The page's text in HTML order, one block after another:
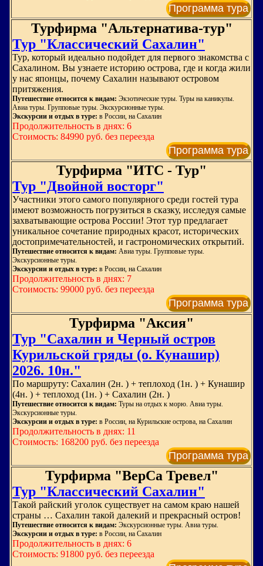
Программа тура
Турфирма "Альтернатива-тур"
Тур "Классический Сахалин"
Тур, который идеально подойдет для первого знакомства с
Сахалином. Вы узнаете историю острова, где и когда жили
у нас японцы, почему Сахалин называют островом
притяжения.
Путешествие относится к видам: Экзотические туры. Туры на каникулы.
Авиа туры. Групповые туры. Экскурсионные туры.
Экскурсии и отдых в туре: в России, на Сахалин
Продолжительность в днях: 6
Стоимость: 84990 руб. без переезда
Программа тура
Турфирма "ИТС - Тур"
Тур "Двойной восторг"
Участники этого самого популярного среди гостей тура
имеют возможность погрузиться в сказку, исследуя самые
захватывающие острова России! Этот тур предлагает
уникальное сочетание природных красот, исторических
достопримечательностей, и гастрономических открытий.
Путешествие относится к видам: Авиа туры. Групповые туры.
Экскурсионные туры.
Экскурсии и отдых в туре: в России, на Сахалин
Продолжительность в днях: 7
Стоимость: 99000 руб. без переезда
Программа тура
Турфирма "Аксия"
Тур "Сахалин и Черный остров
Курильской гряды (о. Кунашир)
2026. 10н."
По маршруту: Сахалин (2н. ) + теплоход (1н. ) + Кунашир
(4н. ) + теплоход (1н. ) + Сахалин (2н. )
Путешествие относится к видам: Туры на отдых к морю. Авиа туры.
Экскурсионные туры.
Экскурсии и отдых в туре: в России, на Курильские острова, на Сахалин
Продолжительность в днях: 11
Стоимость: 168200 руб. без переезда
Программа тура
Турфирма "ВерСа Тревел"
Тур "Классический Сахалин"
Такой райский уголок существует на самом краю нашей
страны … Сахалин такой далекий и прекрасный остров!
Путешествие относится к видам: Экскурсионные туры. Авиа туры.
Экскурсии и отдых в туре: в России, на Сахалин
Продолжительность в днях: 6
Стоимость: 91800 руб. без переезда